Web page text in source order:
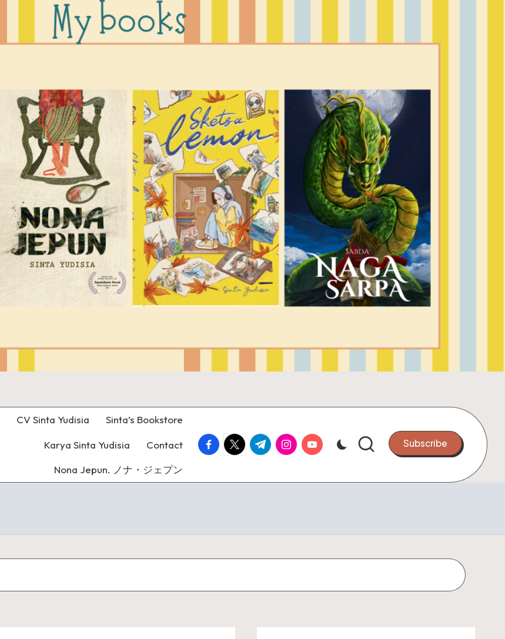
CV Sinta Yudisia Sinta’s Bookstore
Karya Sinta Yudisia Contact
Nona Jepun. ノナ・ジェプン
facebook.com
twitter.com
t.me instagram.com
youtube.com Subscribe